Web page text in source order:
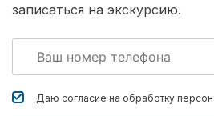
записаться на экскурсию.
Даю согласие на обработку